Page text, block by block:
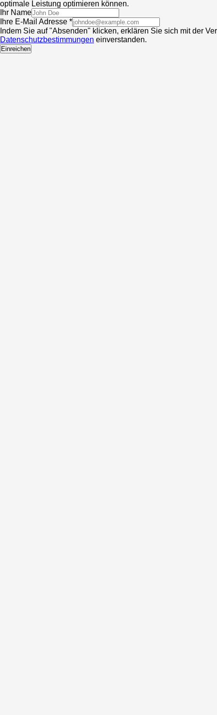
optimale Leistung optimieren können.
Ihr Name
Ihre E-Mail Adresse *
Indem Sie auf "Absenden" klicken, erklären Sie sich mit der
Datenschutzbestimmungen einverstanden.